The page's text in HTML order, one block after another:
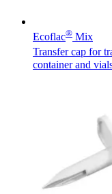
Ecoflac® Mix
Transfer cap for
container and